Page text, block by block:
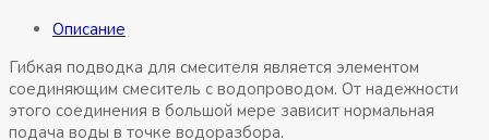
Описание
Гибкая подводка для смесителя является элементом
соединяющим смеситель с водопроводом. От надежности
этого соединения в большой мере зависит нормальная
подача воды в точке водоразбора.